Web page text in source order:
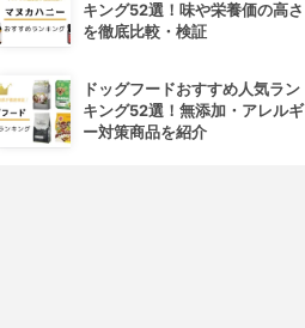
キング52選！味や栄養価の高さ
を徹底比較・検証
ドッグフードおすすめ人気ラン
キング52選！無添加・アレルギ
ー対策商品を紹介